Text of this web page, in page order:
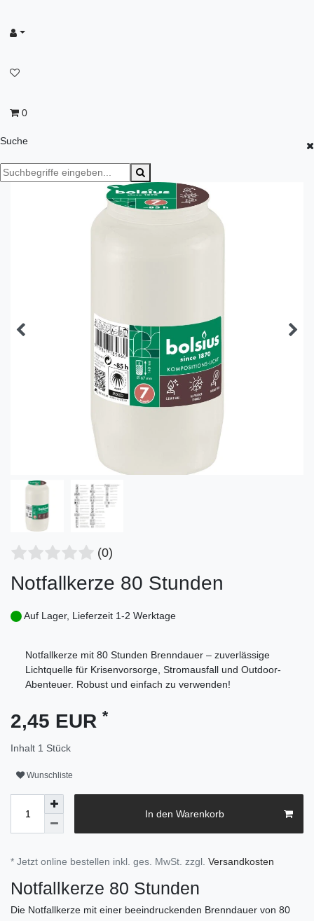
0
Suche
(0)
Notfallkerze 80 Stunden
Auf Lager, Lieferzeit 1-2 Werktage
Notfallkerze mit 80 Stunden Brenndauer – zuverlässige
Lichtquelle für Krisenvorsorge, Stromausfall und Outdoor-
Abenteuer. Robust und einfach zu verwenden!
2,45 EUR *
Inhalt 1 Stück
Wunschliste
In den Warenkorb
* Jetzt online bestellen inkl. ges. MwSt. zzgl. Versandkosten
Notfallkerze 80 Stunden
Die Notfallkerze mit einer beeindruckenden Brenndauer von 80